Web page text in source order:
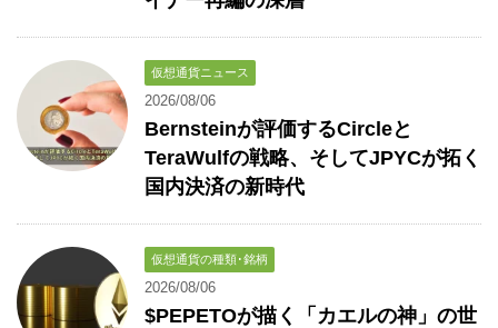
仮想通貨ニュース
2026/08/06
Bernsteinが評価するCircleと
TeraWulfの戦略、そしてJPYCが拓く
国内決済の新時代
仮想通貨の種類･銘柄
2026/08/06
$PEPETOが描く「カエルの神」の世